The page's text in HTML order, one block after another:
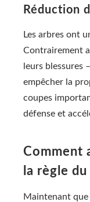
Réduction
Les arbres ont
Contrairement
leurs blessures
empêcher la
coupes
défense et
Comment
la règle
Maintenant que